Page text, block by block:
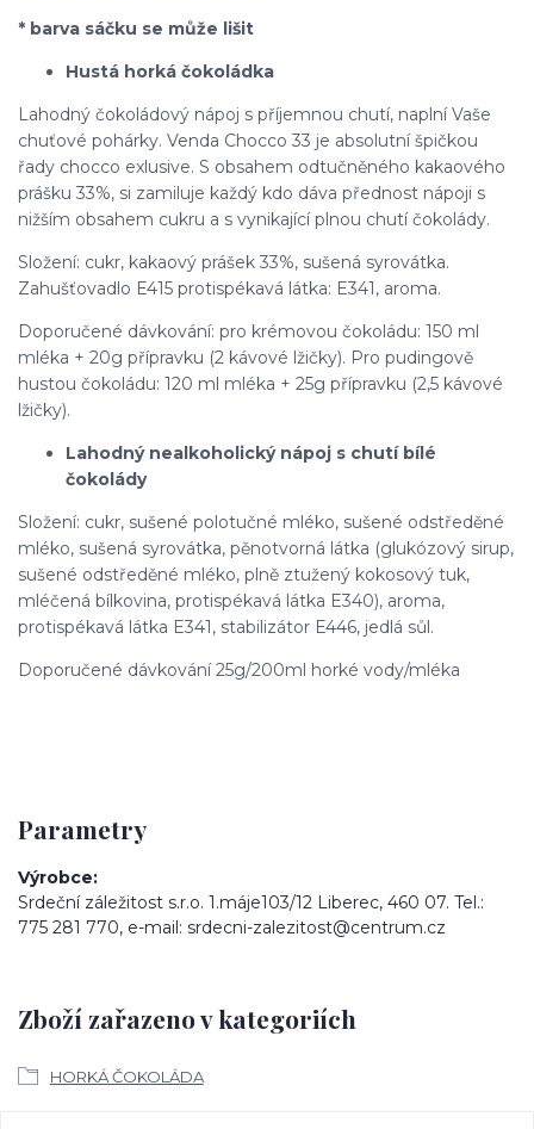
* barva sáčku se může lišit
Hustá horká čokoládka
Lahodný čokoládový nápoj s příjemnou chutí, naplní Vaše
chuťové pohárky. Venda Chocco 33 je absolutní špičkou
řady chocco exlusive. S obsahem odtučněného kakaového
prášku 33%, si zamiluje každý kdo dáva přednost nápoji s
nižším obsahem cukru a s vynikající plnou chutí čokolády.
Složení: cukr, kakaový prášek 33%, sušená syrovátka.
Zahušťovadlo E415 protispékavá látka: E341, aroma.
Doporučené dávkování: pro krémovou čokoládu: 150 ml
mléka + 20g přípravku (2 kávové lžičky). Pro pudingově
hustou čokoládu: 120 ml mléka + 25g přípravku (2,5 kávové
lžičky).
Lahodný nealkoholický nápoj s chutí bílé
čokolády
Složení: cukr, sušené polotučné mléko, sušené odstředěné
mléko, sušená syrovátka, pěnotvorná látka (glukózový sirup,
sušené odstředěné mléko, plně ztužený kokosový tuk,
mléčená bílkovina, protispékavá látka E340), aroma,
protispékavá látka E341, stabilizátor E446, jedlá sůl.
Doporučené dávkování 25g/200ml horké vody/mléka
Parametry
Výrobce
Srdeční záležitost s.r.o. 1.máje103/12 Liberec, 460 07. Tel.:
775 281 770, e-mail: srdecni-zalezitost@centrum.cz
Zboží zařazeno v kategoriích
HORKÁ ČOKOLÁDA